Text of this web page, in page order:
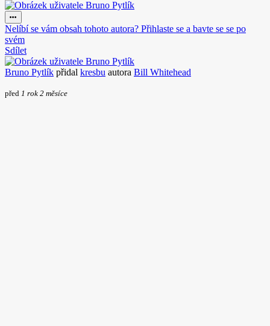
Nelíbí se vám obsah tohoto autora? Přihlaste se a bavte se se po
svém
Sdílet
Bruno Pytlík přidal kresbu autora Bill Whitehead
před 1 rok 2 měsíce